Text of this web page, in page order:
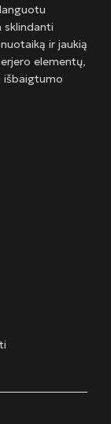
sklindanti
ir jaukią
elementų,
išbaigtumo